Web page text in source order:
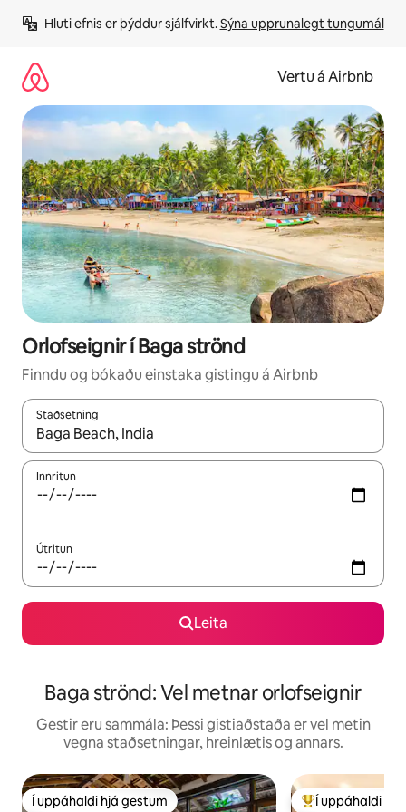
beint
Hluti efnis er þýddur sjálfvirkt. Sýna upprunalegt tungumál
Vertu á Airbnb
Orlofseignir í Baga strönd
Finndu og bókaðu einstaka gistingu á Airbnb
Staðsetning
Þegar niðurstöður liggja fyrir skaltu nota upp og niður
Innritun
Útritun
Leita
Baga strönd: Vel metnar orlofseignir
Gestir eru sammála: Þessi gistiaðstaða er vel metin
vegna staðsetningar, hreinlætis og annars.
Í uppáhaldi hjá gestum Í uppáhaldi